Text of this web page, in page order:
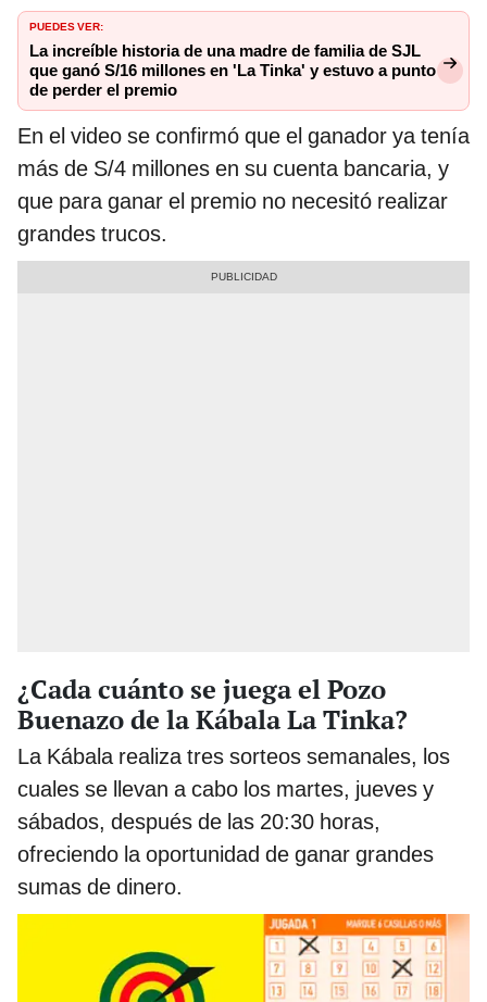
PUEDES VER:
La increíble historia de una madre de familia de SJL
que ganó S/16 millones en 'La Tinka' y estuvo a punto
de perder el premio
En el video se confirmó que el ganador ya tenía
más de S/4 millones en su cuenta bancaria, y
que para ganar el premio no necesitó realizar
grandes trucos.
¿Cada cuánto se juega el Pozo
Buenazo de la Kábala La Tinka?
La Kábala realiza tres sorteos semanales, los
cuales se llevan a cabo los martes, jueves y
sábados, después de las 20:30 horas,
ofreciendo la oportunidad de ganar grandes
sumas de dinero.